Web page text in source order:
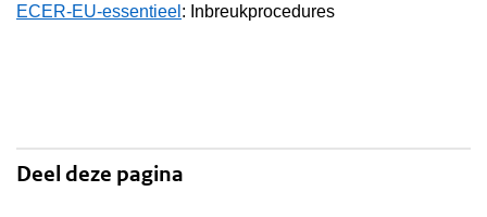
ECER-EU-essentieel : Inbreukprocedures
Deel deze pagina